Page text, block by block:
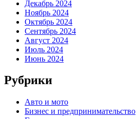
Декабрь 2024
Ноябрь 2024
Октябрь 2024
Сентябрь 2024
Август 2024
Июль 2024
Июнь 2024
Рубрики
Авто и мото
Бизнес и предпринимательство